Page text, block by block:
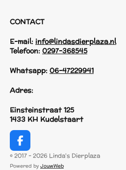
CONTACT
E-mail: info@lindasdierplaza.nl
Telefoon: 0297-368545
Whatsapp: 06-47229941
Adres:
Einsteinstraat 125
1433 KH Kudelstaart
F
a
c
© 2017 - 2026 Linda's Dierplaza
Powered by JouwWeb